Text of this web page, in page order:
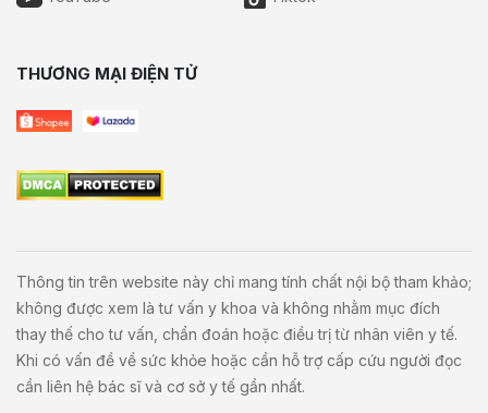
THƯƠNG MẠI ĐIỆN TỬ
Thông tin trên website này chỉ mang tính chất nội bộ tham khảo;
không được xem là tư vấn y khoa và không nhằm mục đích
thay thế cho tư vấn, chẩn đoán hoặc điều trị từ nhân viên y tế.
Khi có vấn đề về sức khỏe hoặc cần hỗ trợ cấp cứu người đọc
cần liên hệ bác sĩ và cơ sở y tế gần nhất.